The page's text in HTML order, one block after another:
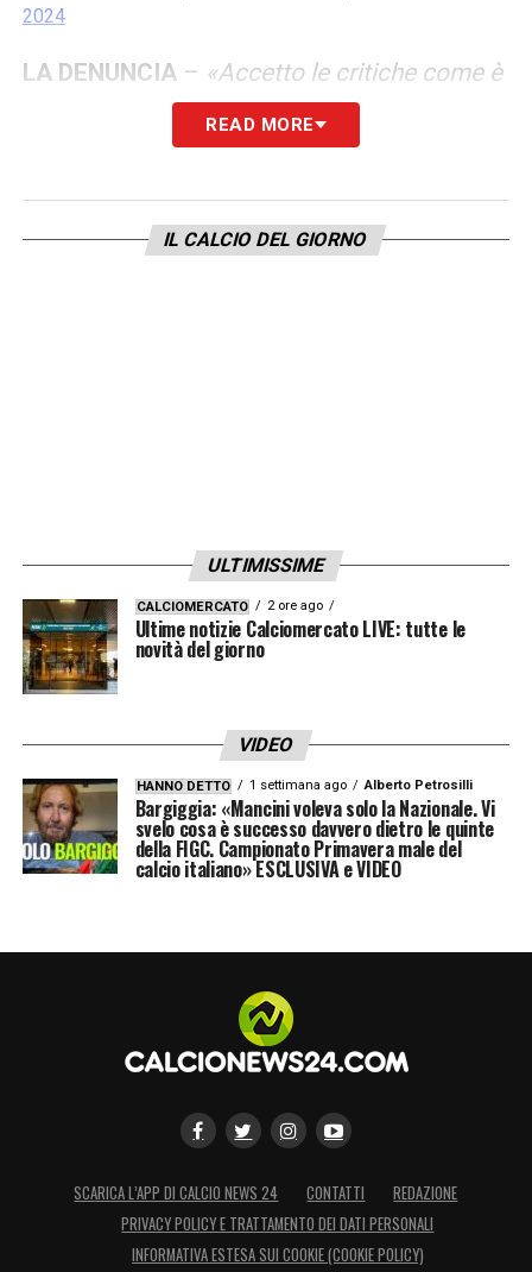
2024
LA DENUNCIA– «Accetto le critiche come è
giusto che sia. Ma queste cose non le lascio
passare. Questo è un esempio per gli altri».
LA PLAYLIST DELLE NOSTRE TOP NEWS
READ MORE
IL CALCIO DEL GIORNO
ULTIMISSIME
CALCIOMERCATO 2 ore ago
Ultime notizie Calciomercato LIVE: tutte le
novità del giorno
VIDEO
HANNO DETTO 1 settimana ago Alberto Petrosilli
Bargiggia: «Mancini voleva solo la Nazionale. Vi
svelo cosa è successo davvero dietro le quinte
della FIGC. Campionato Primavera male del
calcio italiano» ESCLUSIVA e VIDEO
SCARICA L’APP DI CALCIO NEWS 24 CONTATTI
REDAZIONE
PRIVACY POLICY E TRATTAMENTO DEI DATI PERSONALI
INFORMATIVA ESTESA SUI COOKIE (COOKIE POLICY)